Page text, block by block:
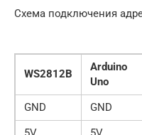
Схема подключения
WS2812B
Arduino
Uno
GND
GND